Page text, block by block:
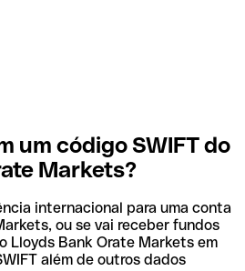
um código SWIFT do
Markets?
internacional para uma conta
ou se vai receber fundos
Lloyds Bank Orate Markets em
além de outros dados